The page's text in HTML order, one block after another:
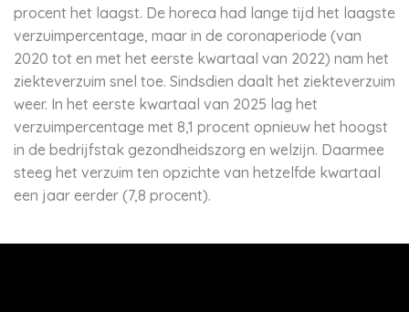
procent het laagst. De horeca had lange tijd het laagste
verzuimpercentage, maar in de coronaperiode (van
2020 tot en met het eerste kwartaal van 2022) nam het
ziekteverzuim snel toe. Sindsdien daalt het ziekteverzuim
weer. In het eerste kwartaal van 2025 lag het
verzuimpercentage met 8,1 procent opnieuw het hoogst
in de bedrijfstak gezondheidszorg en welzijn. Daarmee
steeg het verzuim ten opzichte van hetzelfde kwartaal
een jaar eerder (7,8 procent).